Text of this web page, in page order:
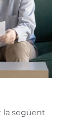
la següent